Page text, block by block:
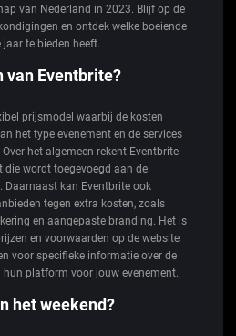
van Nederland in 2023. Blijf op de
en ontdek welke boeiende
te bieden heeft.
van Eventbrite?
prijsmodel waarbij de kosten
het type evenement en de services
het algemeen rekent Eventbrite
die wordt toegevoegd aan de
Daarnaast kan Eventbrite ook
tegen extra kosten, zoals
en aangepaste branding. Het is
en voorwaarden op de website
voor specifieke informatie over de
platform voor jouw evenement.
het weekend?